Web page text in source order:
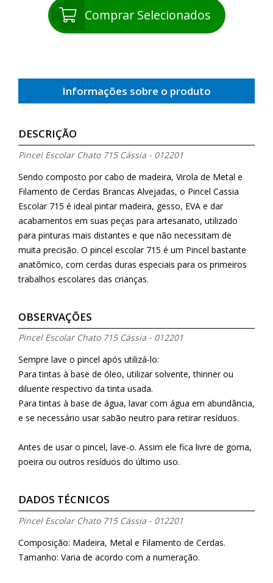
Comprar Selecionados
Informações sobre o produto
DESCRIÇÃO
Pincel Escolar Chato 715 Cássia - 012201
Sendo composto por cabo de madeira, Virola de Metal e
Filamento de Cerdas Brancas Alvejadas, o Pincel Cassia
Escolar 715 é ideal pintar madeira, gesso, EVA e dar
acabamentos em suas peças para artesanato, utilizado
para pinturas mais distantes e que não necessitam de
muita precisão. O pincel escolar 715 é um Pincel bastante
anatômico, com cerdas duras especiais para os primeiros
trabalhos escolares das crianças.
OBSERVAÇÕES
Pincel Escolar Chato 715 Cássia - 012201
Sempre lave o pincel após utilizá-lo:
Para tintas à base de óleo, utilizar solvente, thinner ou
diluente respectivo da tinta usada.
Para tintas à base de água, lavar com água em abundância,
e se necessário usar sabão neutro para retirar resíduos.
Antes de usar o pincel, lave-o. Assim ele fica livre de goma,
poeira ou outros resíduos do último uso.
DADOS TÉCNICOS
Pincel Escolar Chato 715 Cássia - 012201
Composição: Madeira, Metal e Filamento de Cerdas.
Tamanho: Varia de acordo com a numeração.